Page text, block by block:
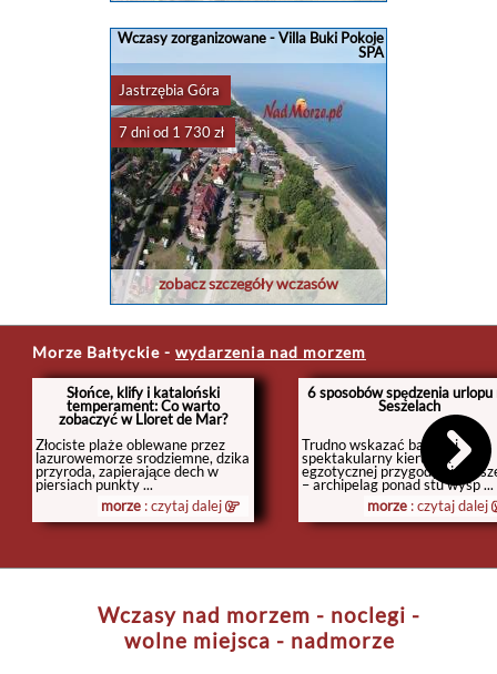
Wczasy zorganizowane - Villa Buki Pokoje
SPA
Jastrzębia Góra
7 dni od 1 730 zł
zobacz szczegóły wczasów
Morze Bałtyckie - wydarzenia nad morzem
Słońce, klify i kataloński
temperament: Co warto
zobaczyć w Lloret de Mar?
Złociste plaże oblewane przez
lazurowemorze srodziemne, dzika
przyroda, zapierające dech w
piersiach punkty ...
morze : czytaj dalej
6 sposobów spędzenia urlopu
Seszelach
Trudno wskazać bardziej
spektakularny kierunek
egzotycznej przygody niż
– archipelag ponad stu wysp ...
morze : czytaj dalej
Wczasy nad morzem - noclegi -
wolne miejsca - nadmorze